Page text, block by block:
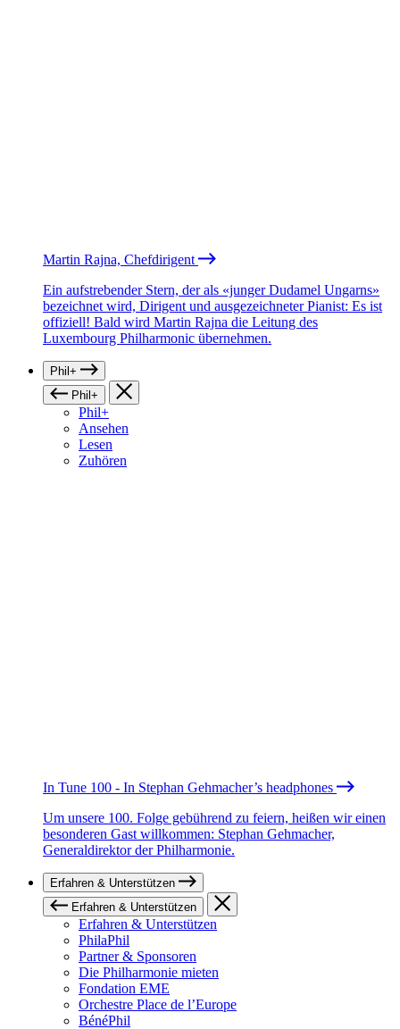
Martin Rajna, Chefdirigent
Ein aufstrebender Stern, der als «junger Dudamel Ungarns»
bezeichnet wird, Dirigent und ausgezeichneter Pianist: Es ist
offiziell! Bald wird Martin Rajna die Leitung des
Luxembourg Philharmonic übernehmen.
Phil+
Phil+
Phil+
Ansehen
Lesen
Zuhören
In Tune 100 - In Stephan Gehmacher’s headphones
Um unsere 100. Folge gebührend zu feiern, heißen wir einen
besonderen Gast willkommen: Stephan Gehmacher,
Generaldirektor der Philharmonie.
Erfahren & Unterstützen
Erfahren & Unterstützen
Erfahren & Unterstützen
PhilaPhil
Partner & Sponsoren
Die Philharmonie mieten
Fondation EME
Orchestre Place de l’Europe
BénéPhil